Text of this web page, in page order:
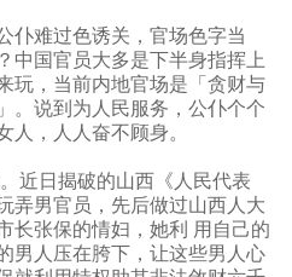
仆难过色诱关，官场色字当
中国官员大多是下半身指挥上
玩，当前内地官场是「贪财与
。说到为人民服务，公仆个个
人，人人奋不顾身。
近日揭破的山西《人民代表
弄男官员，先后做过山西人大
长张保的情妇，她利 用自己的
男人压在胯下，让这些男人心